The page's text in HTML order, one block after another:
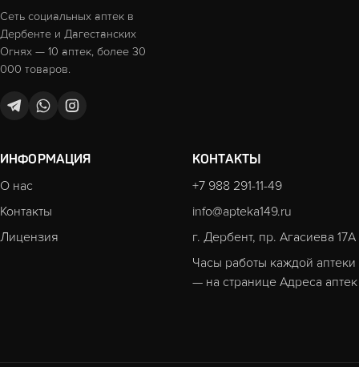
Сеть социальных аптек в
Дербенте и Дагестанских
Огнях — 10 аптек, более 30
000 товаров.
ИНФОРМАЦИЯ
О нас
Контакты
Лицензия
КОНТАКТЫ
+7 988 291-11-49
info@apteka149.ru
г. Дербент, пр. Агасиева 17А
Часы работы каждой аптеки
— на странице Адреса аптек